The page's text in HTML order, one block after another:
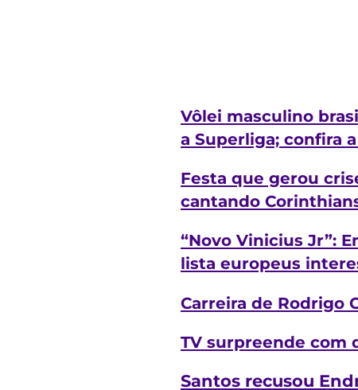
Vôlei masculino
a Superliga; confira
Festa que gerou
cantando
“Novo Vinicius Jr”:
lista europeus
Carreira de Rodrigo
TV surpreende com
Santos recusou